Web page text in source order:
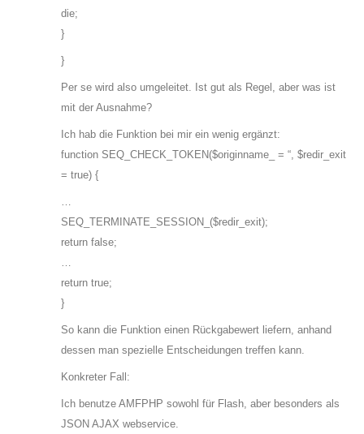
die;
}
}
Per se wird also umgeleitet. Ist gut als Regel, aber was ist
mit der Ausnahme?
Ich hab die Funktion bei mir ein wenig ergänzt:
function SEQ_CHECK_TOKEN($originname_ = “, $redir_exit
= true) {
SEQ_TERMINATE_SESSION_($redir_exit);
return false;
return true;
}
So kann die Funktion einen Rückgabewert liefern, anhand
dessen man spezielle Entscheidungen treffen kann.
Konkreter Fall:
Ich benutze AMFPHP sowohl für Flash, aber besonders als
JSON AJAX webservice.